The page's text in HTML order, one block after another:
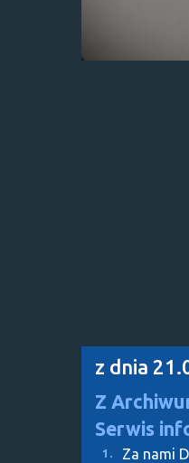
z dnia
Z
Serwis
1. Za nami